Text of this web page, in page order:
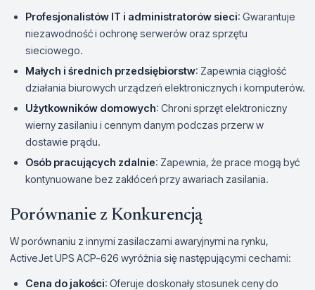
Profesjonalistów IT i administratorów sieci: Gwarantuje
niezawodność i ochronę serwerów oraz sprzętu
sieciowego.
Małych i średnich przedsiębiorstw: Zapewnia ciągłość
działania biurowych urządzeń elektronicznych i komputerów.
Użytkowników domowych: Chroni sprzęt elektroniczny
wierny zasilaniu i cennym danym podczas przerw w
dostawie prądu.
Osób pracujących zdalnie: Zapewnia, że prace mogą być
kontynuowane bez zakłóceń przy awariach zasilania.
Porównanie z Konkurencją
W porównaniu z innymi zasilaczami awaryjnymi na rynku,
ActiveJet UPS ACP-626 wyróżnia się następującymi cechami:
Cena do jakości: Oferuje doskonały stosunek ceny do